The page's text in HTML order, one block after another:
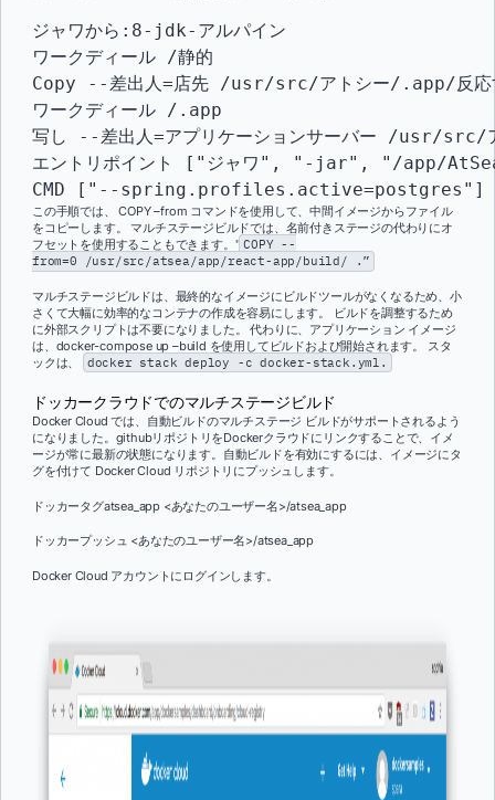
ジャワから : 8- jdk- アルパイン
ワークディール /静的
Copy
-- 差出人=店先 /usr/src/アトシー/ .app/反
ワークディール / .app
写し
-- 差出人=アプリケーションサーバー /usr/src/
エントリポイント
[ "ジャワ" , "-jar" ,
"/app/
CMD
[ "--spring.profiles.active=postgres" ]
この手順では、COPY –from コマンドを使用して、中間イメージからファイル
をコピーします。 マルチステージビルドでは、名前付きステージの代わりにオ
フセットを使用することもできます。" COPY --
from=0 /usr/src /atsea /app /react-app /build / .”
マルチステージビルドは、最終的なイメージにビルドツールがなくなるため、小
さくて大幅に効率的なコンテナの作成を容易にします。 ビルドを調整するため
に外部スクリプトは不要になりました。 代わりに、アプリケーション イメージ
は、 docker-compose up –build を使用してビルドおよび開始されます。
スタ
ックは、
docker stack deploy -c docker-stack.yml.
ドッカークラウドでのマルチステージビルド
Docker Cloud では、自動ビルドのマルチステージ ビルドがサポートされるよう
になりました 。githubリポジトリをDockerクラウドにリンクすることで、イメ
ージが常に最新の状態になります。自動ビルドを有効にするには、イメージにタ
グを付けて Docker Cloud リポジトリにプッシュします。
ドッカータグatsea_app <あなたのユーザー名>/atsea_app
ドッカープッシュ <あなたのユーザー名>/atsea_app
Docker Cloud アカウントにログインします。